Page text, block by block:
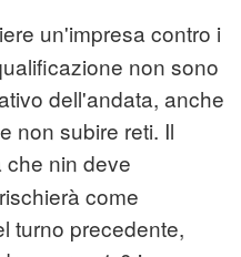
un'impresa contro i
non sono
dell'andata, anche
non subire reti. Il
che nin deve
come
turno precedente,